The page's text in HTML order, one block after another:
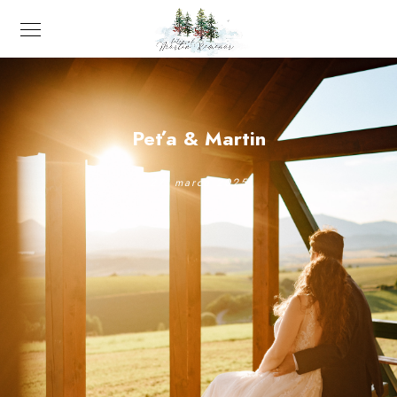
Peťa & Martin
27. marca 2025